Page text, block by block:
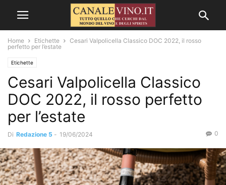
Home Etichette
Cesari Valpolicella Classico DOC 2022, il rosso
perfetto per l’estate
Etichette
Cesari Valpolicella Classico
DOC 2022, il rosso perfetto
per l’estate
Di Redazione 5 - 19/06/2024 0